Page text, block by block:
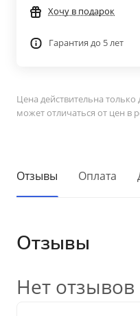
Хочу в подарок
Гарантия до 5 лет
Цена действительна только
может отличаться от цен в
Отзывы Оплата
Отзывы
Нет отзывов